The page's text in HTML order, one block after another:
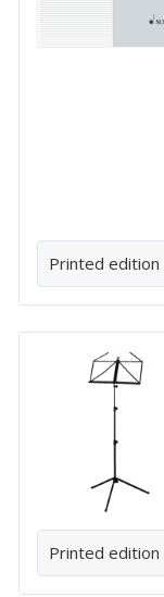
Printed edition
Printed edition